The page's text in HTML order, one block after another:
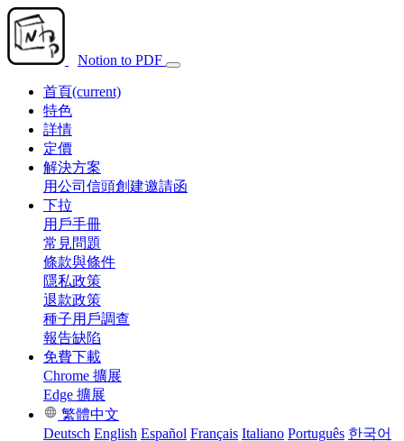
Notion to PDF
首頁(current)
特色
詳情
定價
解決方案
用公司信頭創建邀請函
下拉
用戶手冊
常見問題
條款與條件
隱私政策
退款政策
種子用戶調查
報告缺陷
免費下載
Chrome 擴展
Edge 擴展
繁體中文
Deutsch English Español Français Italiano Português 한국어